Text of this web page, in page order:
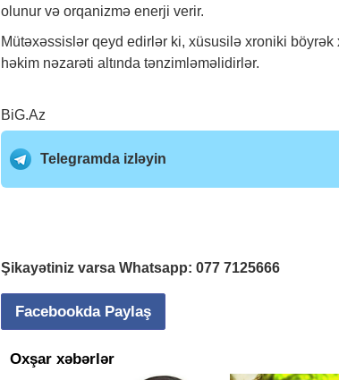
olunur və orqanizmə enerji verir.
Mütəxəssislər qeyd edirlər ki, xüsusilə xroniki
həkim nəzarəti altında tənzimləməlidirlər.
BiG.Az
Telegramda izləyin
Şikayətiniz varsa Whatsapp: 077 7125666
Facebookda Paylaş
Oxşar xəbərlər